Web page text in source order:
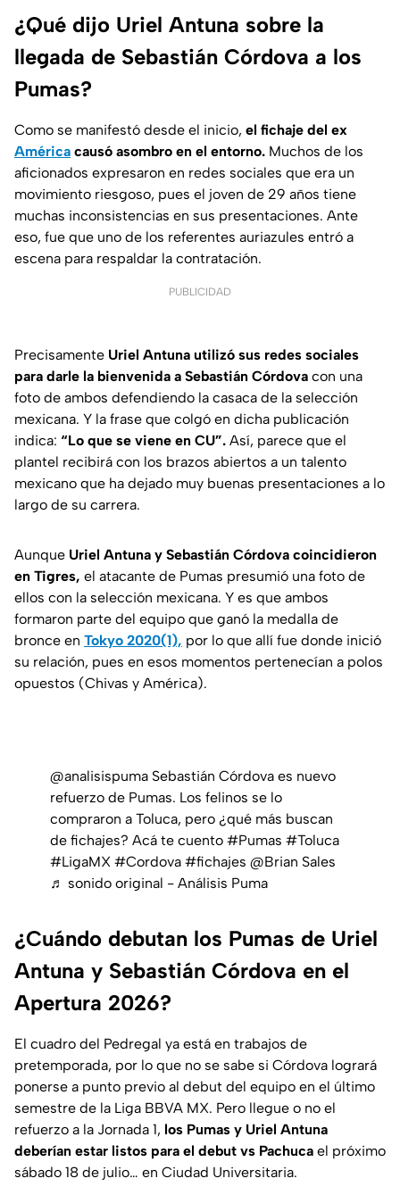
¿Qué dijo Uriel Antuna sobre la
llegada de Sebastián Córdova a los
Pumas?
Como se manifestó desde el inicio, el fichaje del ex
América causó asombro en el entorno. Muchos de los
aficionados expresaron en redes sociales que era un
movimiento riesgoso, pues el joven de 29 años tiene
muchas inconsistencias en sus presentaciones. Ante
eso, fue que uno de los referentes auriazules entró a
escena para respaldar la contratación.
PUBLICIDAD
Precisamente Uriel Antuna utilizó sus redes sociales
para darle la bienvenida a Sebastián Córdova con una
foto de ambos defendiendo la casaca de la selección
mexicana. Y la frase que colgó en dicha publicación
indica: “Lo que se viene en CU”. Así, parece que el
plantel recibirá con los brazos abiertos a un talento
mexicano que ha dejado muy buenas presentaciones a lo
largo de su carrera.
Aunque Uriel Antuna y Sebastián Córdova coincidieron
en Tigres, el atacante de Pumas presumió una foto de
ellos con la selección mexicana. Y es que ambos
formaron parte del equipo que ganó la medalla de
bronce en Tokyo 2020(1), por lo que allí fue donde inició
su relación, pues en esos momentos pertenecían a polos
opuestos (Chivas y América).
@analisispuma Sebastián Córdova es nuevo
refuerzo de Pumas. Los felinos se lo
compraron a Toluca, pero ¿qué más buscan
de fichajes? Acá te cuento #Pumas #Toluca
#LigaMX #Cordova #fichajes @Brian Sales
♬ sonido original - Análisis Puma
¿Cuándo debutan los Pumas de Uriel
Antuna y Sebastián Córdova en el
Apertura 2026?
El cuadro del Pedregal ya está en trabajos de
pretemporada, por lo que no se sabe si Córdova logrará
ponerse a punto previo al debut del equipo en el último
semestre de la Liga BBVA MX. Pero llegue o no el
refuerzo a la Jornada 1, los Pumas y Uriel Antuna
deberían estar listos para el debut vs Pachuca el próximo
sábado 18 de julio… en Ciudad Universitaria.